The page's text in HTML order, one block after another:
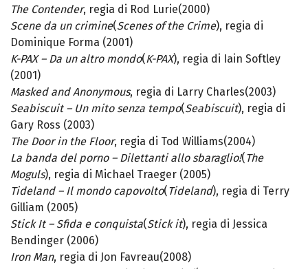
The Contender, regia di Rod Lurie(2000)
Scene da un crimine(Scenes of the Crime), regia di
Dominique Forma (2001)
K-PAX – Da un altro mondo(K-PAX), regia di Iain Softley
(2001)
Masked and Anonymous, regia di Larry Charles(2003)
Seabiscuit – Un mito senza tempo(Seabiscuit), regia di
Gary Ross (2003)
The Door in the Floor, regia di Tod Williams(2004)
La banda del porno – Dilettanti allo sbaraglio!( The
Moguls), regia di Michael Traeger (2005)
Tideland – Il mondo capovolto( Tideland), regia di Terry
Gilliam (2005)
Stick It – Sfida e conquista(Stick it), regia di Jessica
Bendinger (2006)
Iron Man, regia di Jon Favreau(2008)